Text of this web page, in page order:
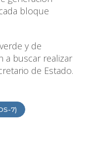
bloque
y de
a buscar realizar
de Estado.
7)